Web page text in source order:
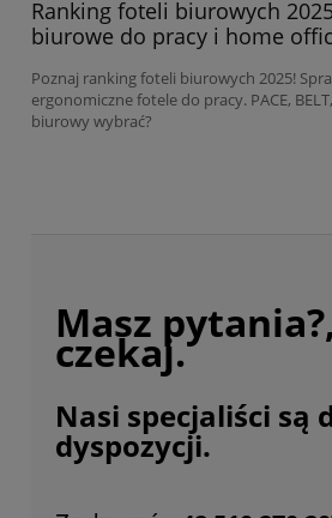
Ranking foteli biurowych
biurowe do pracy i home
Poznaj ranking foteli biurowych 2025!
ergonomiczne fotele do pracy. PACE,
biurowy wybrać?
Masz
czekaj.
Nasi specjaliści są
dyspozycji.